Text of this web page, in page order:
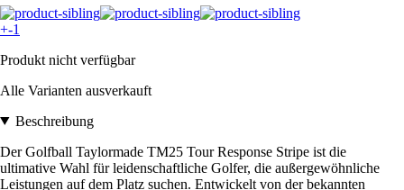
+-1
Produkt nicht verfügbar
Alle Varianten ausverkauft
Beschreibung
Der Golfball Taylormade TM25 Tour Response Stripe ist die
ultimative Wahl für leidenschaftliche Golfer, die außergewöhnliche
Leistungen auf dem Platz suchen. Entwickelt von der bekannten